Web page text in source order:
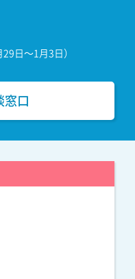
日～1月3日）
窓口